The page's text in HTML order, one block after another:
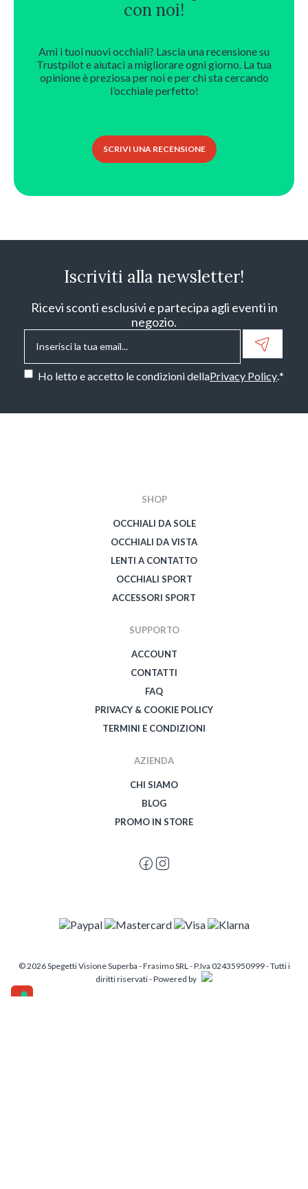
con noi!
Ami i tuoi nuovi occhiali? Lascia una recensione su
Trustpilot e aiutaci a migliorare ogni giorno. La tua
opinione è preziosa per noi e per chi sta cercando
l’occhiale perfetto!
SCRIVI UNA RECENSIONE
Iscriviti alla newsletter!
Ricevi sconti esclusivi e partecipa agli eventi in
negozio.
Email*
Consenso*
Ho letto e accetto le condizioni dellaPrivacy Policy.*
SHOP
OCCHIALI DA SOLE
OCCHIALI DA VISTA
LENTI A CONTATTO
OCCHIALI SPORT
ACCESSORI SPORT
SUPPORTO
ACCOUNT
CONTATTI
FAQ
PRIVACY & COOKIE POLICY
TERMINI E CONDIZIONI
AZIENDA
CHI SIAMO
BLOG
PROMO IN STORE
© 2026 Spegetti Visione Superba - Frasimo SRL - P.Iva 02435950999 - Tutti i
diritti riservati - Powered by